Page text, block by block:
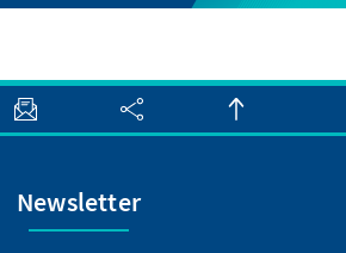
Newsletter